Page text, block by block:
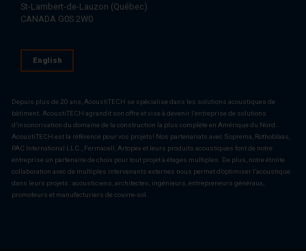
St-Lambert-de-Lauzon (Québec)
CANADA G0S 2W0
English
Depuis plus de 20 ans, AcoustiTECH se spécialise dans les solutions acoustiques de
bâtiment. AcoustiTECH agrandit son offre et vise à devenir l’entreprise de solutions
d’insonorisation du domaine de la construction la plus complète en Amérique du Nord.
AcoustiTECH est la référence pour vos projets! Nos partenariats avec Soprema, Rothoblaas,
PAC International LLC., Fermacell, Artopex et leurs produits acoustiques font de notre
entreprise un partenaire de choix pour tout projet à étages multiples. De plus, notre étroite
collaboration avec de multiples intervenants externes nous permet d’optimiser l’acoustique
dans leurs projets : acousticiens, architectes, ingénieurs, entrepreneurs généraux,
promoteurs et manufacturiers de couvre-sol.